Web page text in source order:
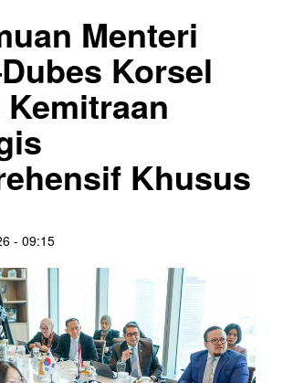
Menteri
Korsel
Khusus
- 09:15